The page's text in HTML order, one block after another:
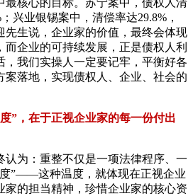
兴业银锡案中，清偿率达29.8%，
先生说，企业家的价值，最终会体现
企业的可持续发展，正是债权人利
我们实操人一定要记牢，平衡好各
案落地，实现债权人、企业、社会的
”，在于正视企业家的每一份付出
认为：重整不仅是一项法律程序、一
”——这种温度，就体现在正视企业
家的担当精神，珍惜企业家的核心资